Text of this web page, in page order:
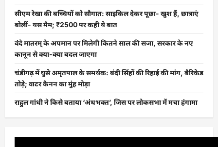
सीएम रेखा की बच्चियों को सौगात: साइकिल देकर पूछा- खुश हैं, छात्राएं
बोलीं- यस मैम; ₹2500 पर कही ये बात
वंदे मातरम् के अपमान पर मिलेगी कितने साल की सजा, सरकार के नए
कानून से क्या-क्या बदल जाएगा
चंडीगढ़ में घुसे अमृतपाल के समर्थक: बंदी सिंहों की रिहाई की मांग, बैरिकेड
तोड़े; वाटर कैनन का मुंह मोड़ा
राहुल गांधी ने किसे बताया ‘अंधभक्त’, जिस पर लोकसभा में मचा हंगामा